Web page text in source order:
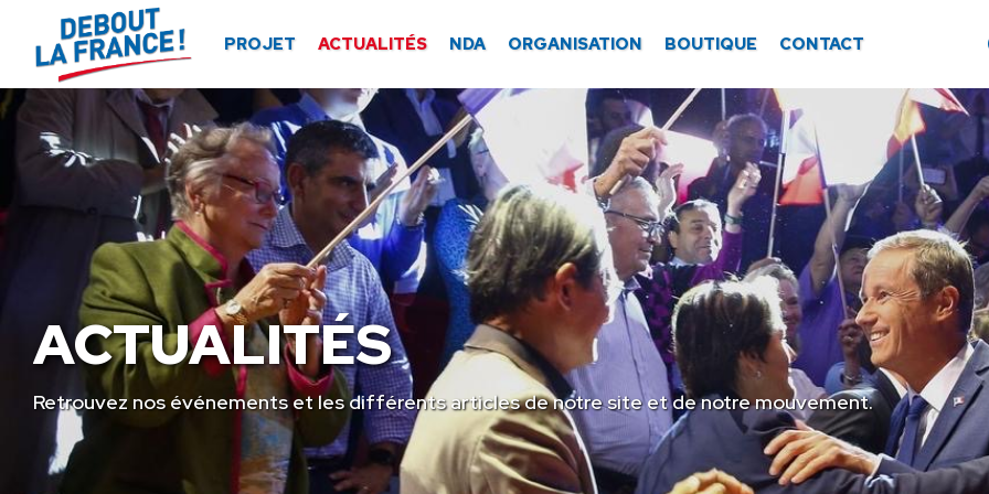
PROJET ACTUALITÉS NDA ORGANISATION BOUTIQUE CONTACT
ACTUALITÉS
Retrouvez nos événements et les différents articles de notre site et de notre mouvement.
Panneau de gestion des cookies